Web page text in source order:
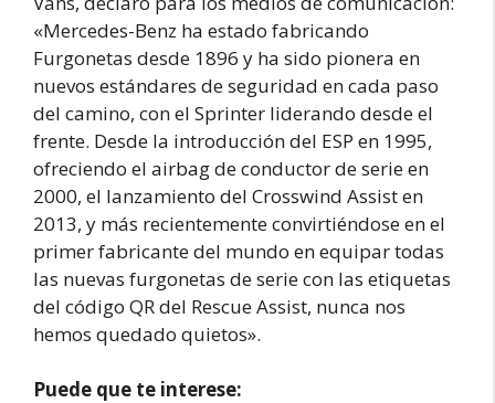
«Mercedes-Benz ha estado fabricando
Furgonetas desde 1896 y ha sido pionera en
nuevos estándares de seguridad en cada paso
del camino, con el Sprinter liderando desde el
frente. Desde la introducción del ESP en 1995,
ofreciendo el airbag de conductor de serie en
2000, el lanzamiento del Crosswind Assist en
2013, y más recientemente convirtiéndose en el
primer fabricante del mundo en equipar todas
las nuevas furgonetas de serie con las etiquetas
del código QR del Rescue Assist, nunca nos
hemos quedado quietos».
Puede que te interese: